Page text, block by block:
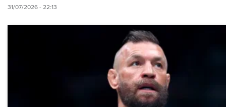
31/07/2026 - 22:13